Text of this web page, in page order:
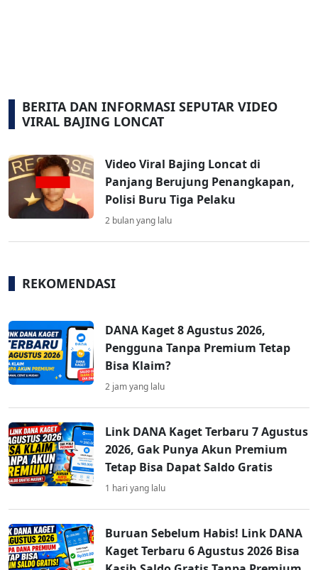
BERITA DAN INFORMASI SEPUTAR VIDEO
VIRAL BAJING LONCAT
Video Viral Bajing Loncat di
Panjang Berujung Penangkapan,
Polisi Buru Tiga Pelaku
2 bulan yang lalu
REKOMENDASI
DANA Kaget 8 Agustus 2026,
Pengguna Tanpa Premium Tetap
Bisa Klaim?
2 jam yang lalu
Link DANA Kaget Terbaru 7 Agustus
2026, Gak Punya Akun Premium
Tetap Bisa Dapat Saldo Gratis
1 hari yang lalu
Buruan Sebelum Habis! Link DANA
Kaget Terbaru 6 Agustus 2026 Bisa